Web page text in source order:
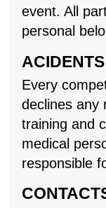
event. All
personal
Every
declines any
training and
medical
responsible